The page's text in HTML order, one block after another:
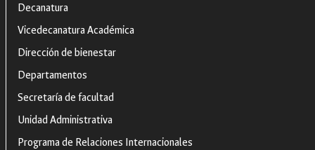
Decanatura
Vicedecanatura Académica
Dirección de bienestar
Departamentos
Secretaría de facultad
Unidad Administrativa
Programa de Relaciones Internacionales